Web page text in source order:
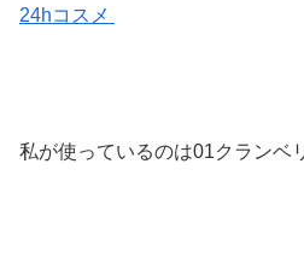
24hコスメ
私が使っているのは01クランベ